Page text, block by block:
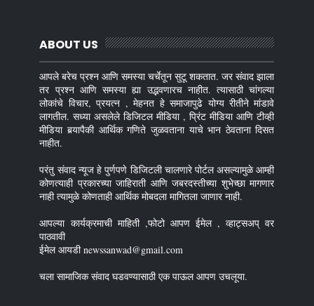
ABOUT US
आपले बरेच प्रश्न आणि समस्या चर्चेतून सुटू शकतात. जर संवाद झाला
तर प्रश्न आणि समस्या ह्या उद्भवणारच नाहीत. त्यासाठी चांगल्या
लोकांचे विचार, प्रयत्न , मेहनत हे समाजापुढे योग्य रीतीने मांडावे
लागतील. सध्या असलेले डिजिटल मीडिया , प्रिंट मीडिया आणि टीव्ही
मीडिया बर्‍यापैकी आर्थिक गणिते जुळवताना याचे भान ठेवताना दिसत
नाहीत.
परंतु संवाद न्यूज हे पुर्णपणे डिजिटली चालणारे पोर्टल असल्यामुळे आम्ही
कोणत्याही प्रकारच्या जाहिराती आणि जबरदस्तीच्या शुभेच्छा मागणार
नाही त्यामुळे कोणताही आर्थिक मोबदला मागितला जाणार नाही.
आपल्या कार्यक्रमाची माहिती ,फोटो आपण ईमेल , व्हाट्सअप् वर
पाठवावी
ईमेल आयडी newssanwad@gmail.com
चला सामाजिक संवाद घडवण्यासाठी एक पाऊल आपण उचलूया.